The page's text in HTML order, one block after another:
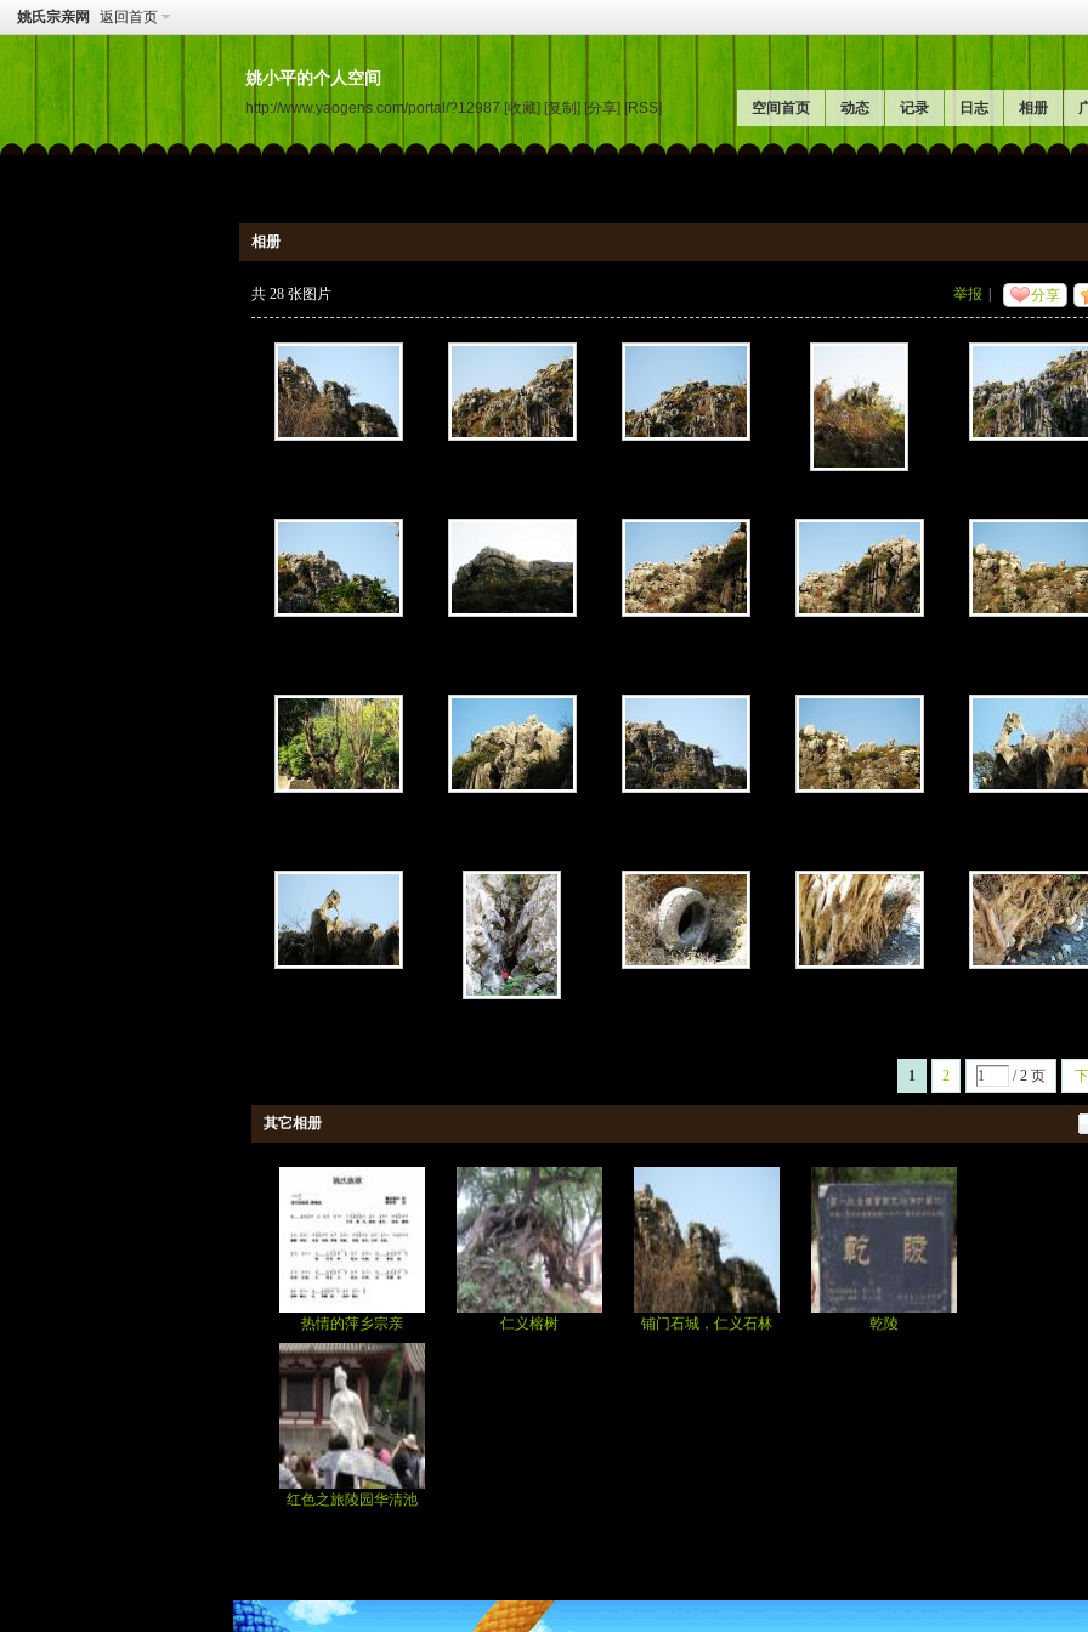
姚氏宗亲网 返回首页
姚小平的个人空间
http://www.yaogens.com/portal/?12987 [收藏] [复制] [分享] [RSS] 空间首页 动态 记录 日志 相册
相册
分享
举报
共 28 张图片
1 2 / 2 页
其它相册
热情的萍乡宗亲 仁义榕树 铺门石城，仁义石林 乾陵
红色之旅陵园华清池